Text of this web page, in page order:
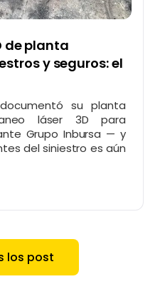
de planta
y seguros: el
su planta
láser 3D para
Grupo Inbursa — y
del siniestro es aún
los post